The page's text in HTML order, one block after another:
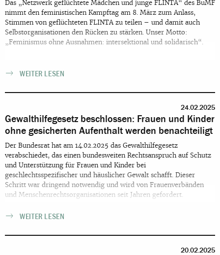
Das „Netzwerk geflüchtete Mädchen und junge FLINTA“ des BuMF
nimmt den feministischen Kampftag am 8. März zum Anlass,
Stimmen von geflüchteten FLINTA zu teilen – und damit auch
Selbstorganisationen den Rücken zu stärken. Unser Motto:
„Feminismus ohne Ausnahmen: intersektional und solidarisch“.
WEITER LESEN
24.02.2025
Gewalthilfegesetz beschlossen: Frauen und Kinder
ohne gesicherten Aufenthalt werden benachteiligt
Der Bundesrat hat am 14.02.2025 das Gewalthilfegesetz
verabschiedet, das einen bundesweiten Rechtsanspruch auf Schutz
und Unterstützung für Frauen und Kinder bei
geschlechtsspezifischer und häuslicher Gewalt schafft. Dieser
Schritt war dringend notwendig und wird von Frauenverbänden
und Menschenrechtsorganisationen seit Jahren gefordert.
WEITER LESEN
20.02.2025